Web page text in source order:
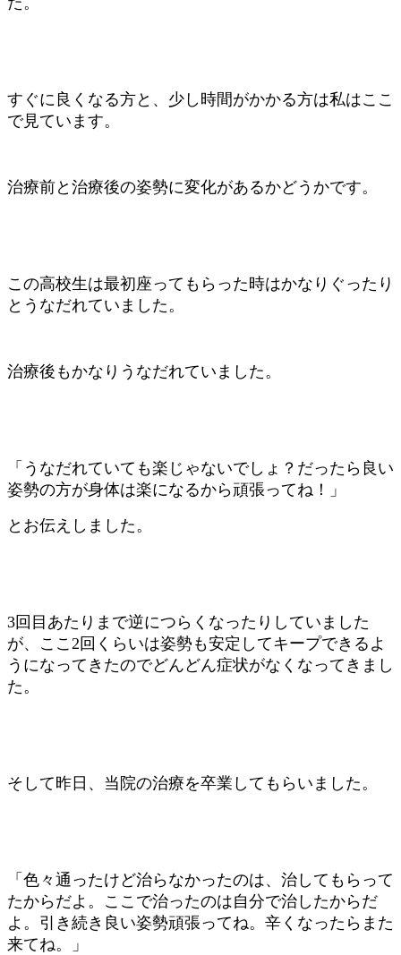
すぐに良くなる方と、少し時間がかかる方は私はここ
で見ています。
治療前と治療後の姿勢に変化があるかどうかです。
この高校生は最初座ってもらった時はかなりぐったり
とうなだれていました。
治療後もかなりうなだれていました。
「うなだれていても楽じゃないでしょ？だったら良い
姿勢の方が身体は楽になるから頑張ってね！」
とお伝えしました。
3回目あたりまで逆につらくなったりしていました
が、ここ2回くらいは姿勢も安定してキープできるよ
うになってきたのでどんどん症状がなくなってきまし
た。
そして昨日、当院の治療を卒業してもらいました。
「色々通ったけど治らなかったのは、治してもらって
たからだよ。ここで治ったのは自分で治したからだ
よ。引き続き良い姿勢頑張ってね。辛くなったらまた
来てね。」